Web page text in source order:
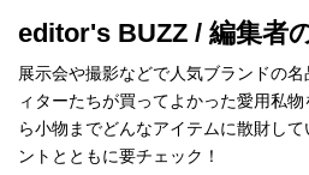
editor's BUZZ / 編集者
展示会や撮影などで人気ブランドの
ィターたちが買ってよかった愛用私
ら小物までどんなアイテムに散財し
ントとともに要チェック！